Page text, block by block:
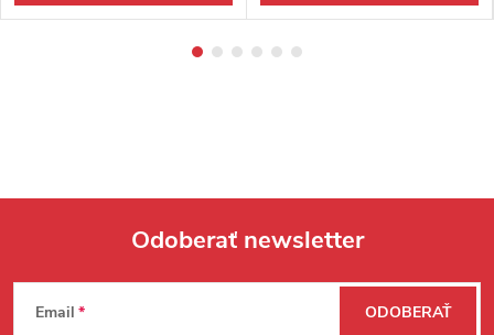
Zápätie
Odoberať newsletter
Email ODOBERAŤ